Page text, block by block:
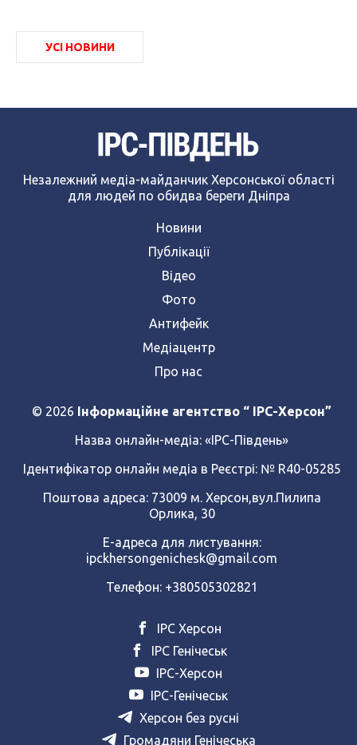
УСІ НОВИНИ
Незалежний медіа-майданчик Херсонської області
для людей по обидва береги Дніпра
Новини
Публікації
Відео
Фото
Антифейк
Медіацентр
Про нас
© 2026 Інформаційне агентство “ IPC-Херсон”
Назва онлайн-медіа: «ІРС-Південь»
Ідентифікатор онлайн медіа в Реєстрі: № R40-05285
Поштова адреса: 73009 м. Херсон,вул.Пилипа
Орлика, 30
Е-адреса для листування:
ipckhersongenichesk@gmail.com
Телефон: +380505302821
ІРС Херсон
ІРС Генічеськ
ІРС-Херсон
ІРС-Генічеськ
Херсон без русні
Громадяни Генічеська